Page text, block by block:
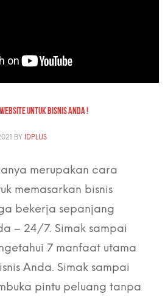
UNTUK BISNIS ANDA !
BY IDPLUS
merupakan cara
memasarkan bisnis
bekerja sepanjang
– 24/7. Simak sampai
7 manfaat utama
Anda. Simak sampai
pintu peluang tanpa